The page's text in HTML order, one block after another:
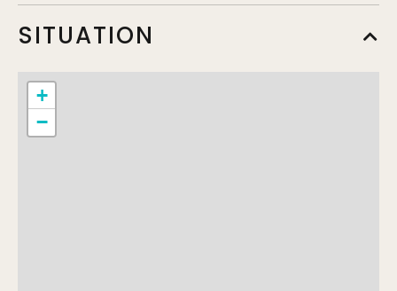
SITUATION
+
−